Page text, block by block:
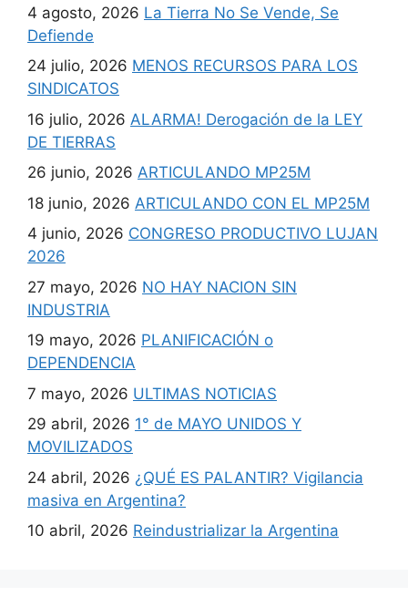
4 agosto, 2026 La Tierra No Se Vende, Se
Defiende
24 julio, 2026 MENOS RECURSOS PARA LOS
SINDICATOS
16 julio, 2026 ALARMA! Derogación de la LEY
DE TIERRAS
26 junio, 2026 ARTICULANDO MP25M
18 junio, 2026 ARTICULANDO CON EL MP25M
4 junio, 2026 CONGRESO PRODUCTIVO LUJAN
2026
27 mayo, 2026 NO HAY NACION SIN
INDUSTRIA
19 mayo, 2026 PLANIFICACIÓN o
DEPENDENCIA
7 mayo, 2026 ULTIMAS NOTICIAS
29 abril, 2026 1° de MAYO UNIDOS Y
MOVILIZADOS
24 abril, 2026 ¿QUÉ ES PALANTIR? Vigilancia
masiva en Argentina?
10 abril, 2026 Reindustrializar la Argentina